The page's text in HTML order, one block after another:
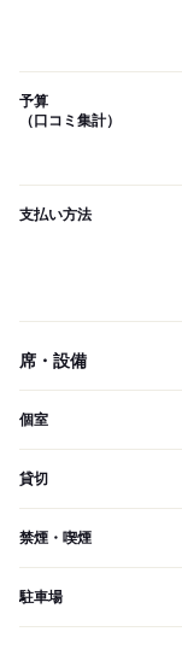
予算
（口コミ集計）
支払い方法
席・設備
個室
貸切
禁煙・喫煙
駐車場